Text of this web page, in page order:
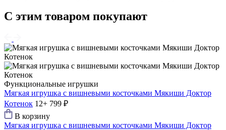
С этим товаром покупают
Функциональные игрушки
Мягкая игрушка с вишневыми косточками Мякиши Доктор
Котенок 12+ 799 ₽
В корзину
Мягкая игрушка с вишневыми косточками Мякиши Доктор